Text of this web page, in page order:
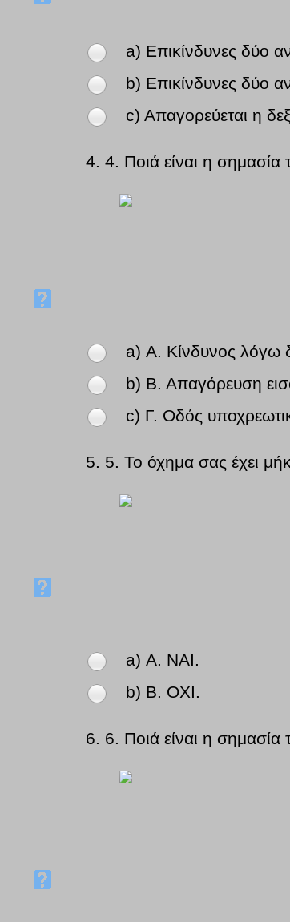
a) Επικίνδυνες δύο
b) Επικίνδυνες δύο
c) Απαγορεύεται η
4. 4. Ποιά είναι η σημασία
a) Α. Κίνδυνος λόγω
b) Β. Απαγόρευση
c) Γ. Οδός
5. 5. Το όχημα σας έχει
a) Α. NAI.
b) Β. OXI.
6. 6. Ποιά είναι η σημασία